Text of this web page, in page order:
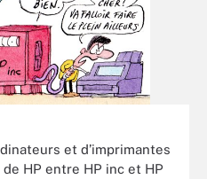
et d’imprimantes
HP entre HP inc et HP